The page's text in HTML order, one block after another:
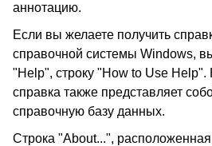
аннотацию.
Если вы желаете получить
справочной системы Windows,
"Help", строку "How to Use Help".
справка также представляет
справочную базу данных.
Строка "About...",